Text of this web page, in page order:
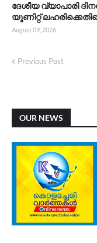
ദേശീയ വ്യാപാരി
യൂണിറ്റ്
August 09, 2026
Previous Post
OUR NEWS